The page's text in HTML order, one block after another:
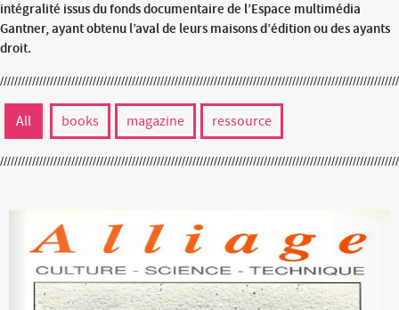
intégralité issus du fonds documentaire de l’Espace multimédia
Gantner, ayant obtenu l’aval de leurs maisons d’édition ou des ayants
droit.
All books magazine ressource